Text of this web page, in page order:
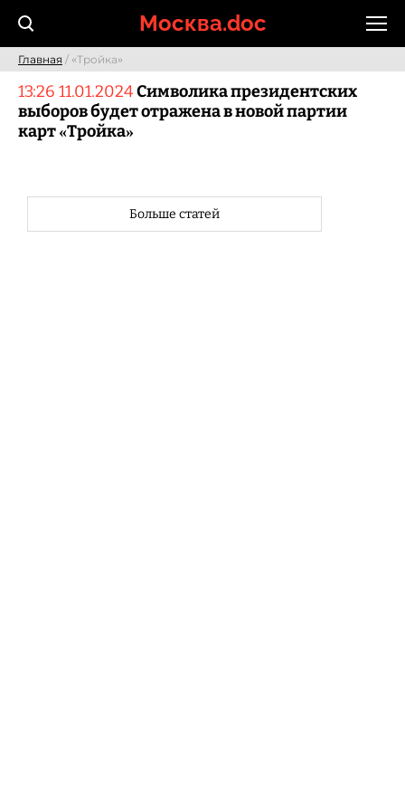
Москва.doc
Главная / «Тройка»
13:26 11.01.2024Символика президентских
выборов будет отражена в новой партии
карт «Тройка»
Больше статей